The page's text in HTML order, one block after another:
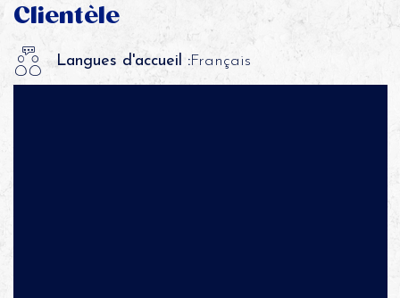
Clientèle
Langues d'accueil :Français